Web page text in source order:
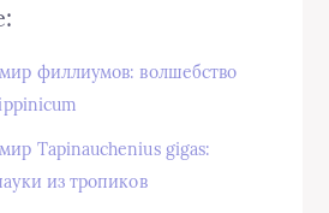
филлиумов: волшебство
Tapinauchenius gigas:
из тропиков